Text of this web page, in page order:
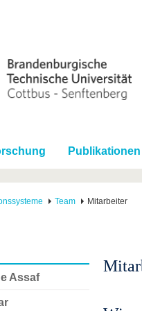
Forschung
Förderung
Wissenschaftlicher
Nachwuchs
Im
Publikationen
Team Mitarbeiter
Assaf